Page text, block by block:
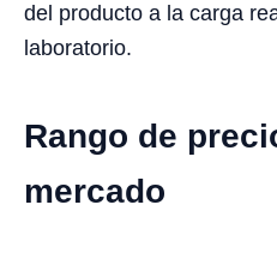
del producto a la carga
laboratorio.
Rango de
mercado